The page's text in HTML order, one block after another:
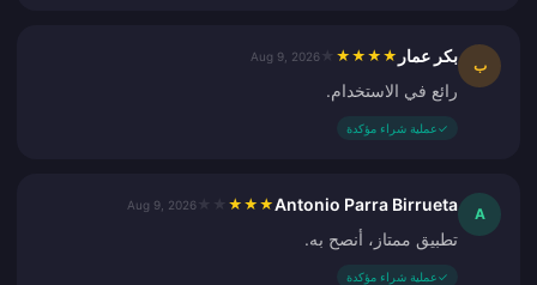
ب بكر عمار ★
★
★
★
Aug 9, 2026
رائع في الاستخدام.
✓عملية شراء مؤكدة
A
Antonio Parra Birrueta
★
★
★
Aug 9, 2026
تطبيق ممتاز، أنصح به.
✓عملية شراء مؤكدة